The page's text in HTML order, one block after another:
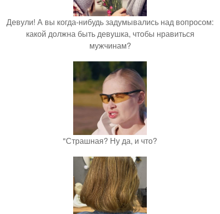
Девули! А вы когда-нибудь задумывались над вопросом:
какой должна быть девушка, чтобы нравиться
мужчинам?
"Страшная? Ну да, и что?